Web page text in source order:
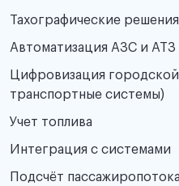
Тахографические
Автоматизация АЗС и АТЗ
Цифровизация
транспортные системы)
Учет топлива
Интеграция с системами
Подсчёт пассажиропотока